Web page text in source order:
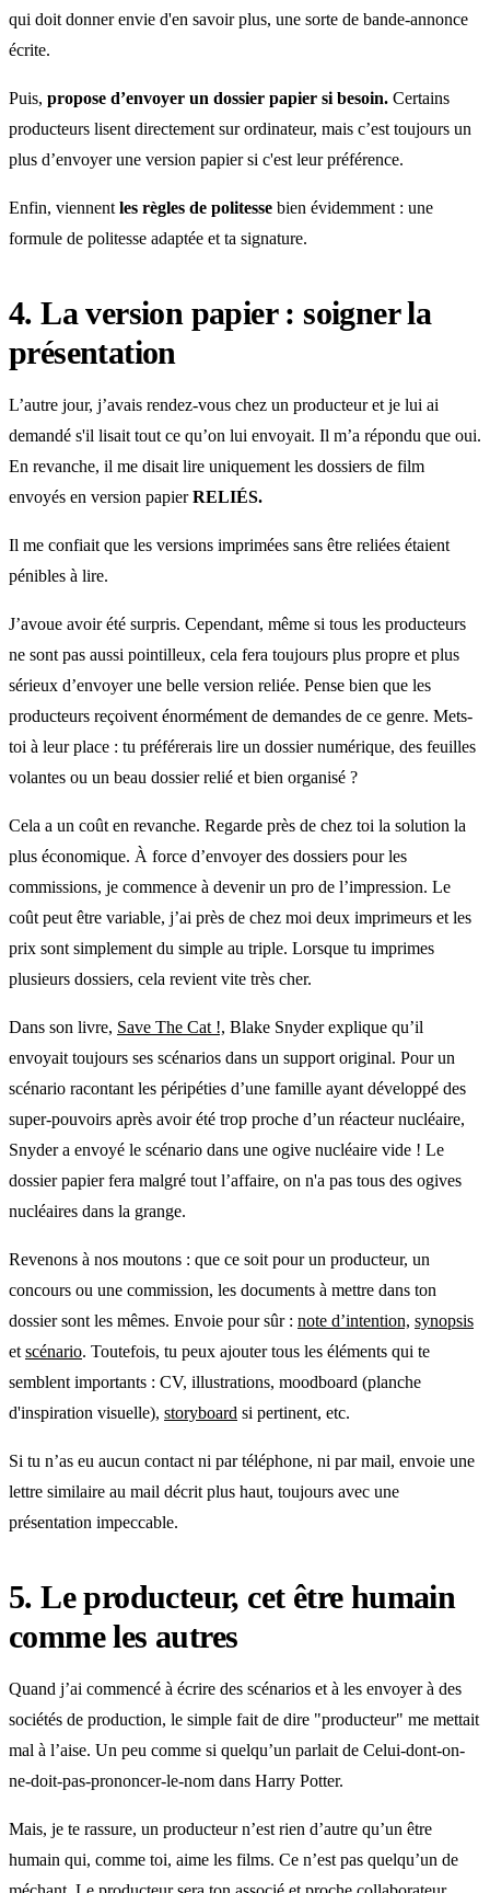
qui doit donner envie d'en savoir plus, une sorte de bande-annonce
écrite.
Puis, propose d’envoyer un dossier papier si besoin. Certains
producteurs lisent directement sur ordinateur, mais c’est toujours un
plus d’envoyer une version papier si c'est leur préférence.
Enfin, viennent les règles de politesse bien évidemment : une
formule de politesse adaptée et ta signature.
4. La version papier : soigner la
présentation
L’autre jour, j’avais rendez-vous chez un producteur et je lui ai
demandé s'il lisait tout ce qu’on lui envoyait. Il m’a répondu que oui.
En revanche, il me disait lire uniquement les dossiers de film
envoyés en version papierRELIÉS.
Il me confiait que les versions imprimées sans être reliées étaient
pénibles à lire.
J’avoue avoir été surpris. Cependant, même si tous les producteurs
ne sont pas aussi pointilleux, cela fera toujours plus propre et plus
sérieux d’envoyer une belle version reliée. Pense bien que les
producteurs reçoivent énormément de demandes de ce genre. Mets-
toi à leur place : tu préférerais lire un dossier numérique, des feuilles
volantes ou un beau dossier relié et bien organisé ?
Cela a un coût en revanche. Regarde près de chez toi la solution la
plus économique. À force d’envoyer des dossiers pour les
commissions, je commence à devenir un pro de l’impression. Le
coût peut être variable, j’ai près de chez moi deux imprimeurs et les
prix sont simplement du simple au triple. Lorsque tu imprimes
plusieurs dossiers, cela revient vite très cher.
Dans son livre, Save The Cat !, Blake Snyder explique qu’il
envoyait toujours ses scénarios dans un support original. Pour un
scénario racontant les péripéties d’une famille ayant développé des
super-pouvoirs après avoir été trop proche d’un réacteur nucléaire,
Snyder a envoyé le scénario dans une ogive nucléaire vide ! Le
dossier papier fera malgré tout l’affaire, on n'a pas tous des ogives
nucléaires dans la grange.
Revenons à nos moutons : que ce soit pour un producteur, un
concours ou une commission, les documents à mettre dans ton
dossier sont les mêmes. Envoie pour sûr : note d’intention, synopsis
et scénario. Toutefois, tu peux ajouter tous les éléments qui te
semblent importants : CV, illustrations, moodboard (planche
d'inspiration visuelle), storyboard si pertinent, etc.
Si tu n’as eu aucun contact ni par téléphone, ni par mail, envoie une
lettre similaire au mail décrit plus haut, toujours avec une
présentation impeccable.
5. Le producteur, cet être humain
comme les autres
Quand j’ai commencé à écrire des scénarios et à les envoyer à des
sociétés de production, le simple fait de dire "producteur" me mettait
mal à l’aise. Un peu comme si quelqu’un parlait de Celui-dont-on-
ne-doit-pas-prononcer-le-nom dans Harry Potter.
Mais, je te rassure, un producteur n’est rien d’autre qu’un être
humain qui, comme toi, aime les films. Ce n’est pas quelqu’un de